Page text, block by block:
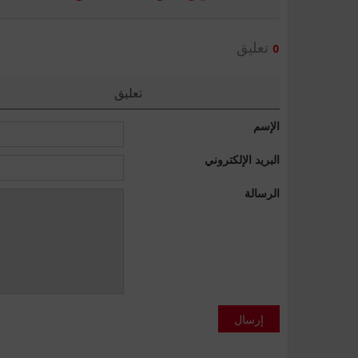
0 تعليق
تعليق
الإسم
البريد الإلكتروني
الرسالة
إرسال